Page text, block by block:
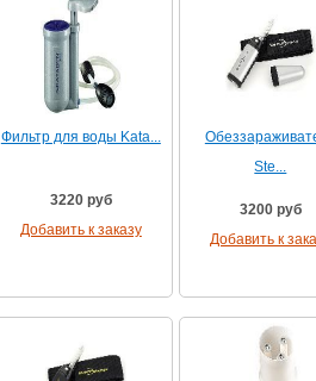
Фильтр для воды Kata...
3220 руб
Добавить к заказу
Ste...
3200 руб
Добавить к